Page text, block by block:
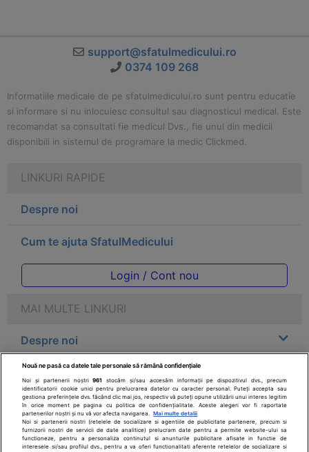
support@sfatulmedicului.ro
0374 109 268
Informatiile medicale de pe sfatulmedicului.ro sunt pentru educatie
si informare si nu inlocuiesc consultul sau diagnosticul medical. Este
recomandat sa consultati fie medicul Dvs., fie unul din medicii
disponibili in sistemul de programare la medic Clickmed.
LINKURI RAPIDE
Despre noi
Cum te ajuta SfatulMedicului
Login / Cont nou
MAI MULTE LINKURI
Despre noi
Legal
Drepturile consumatorului
Parteneri
Nouă ne pasă ca datele tale personale să rămână confidențiale
Noi și partenerii noștri961
stocăm și/sau accesăm informații pe dispozitivul dvs., precum
identificatorii cookie unici pentru prelucrarea datelor cu caracter personal. Puteți accepta sau
gestiona preferințele dvs. făcând clic mai jos, respectiv vă puteți opune utilizării unui interes legitim
în orice moment pe pagina cu politica de confidențialitate. Aceste alegeri vor fi raportate
partenerilor noștri și nu vă vor afecta navigarea.
Mai multe detalii
Noi si partenerii nostri (retelele de socializare si agentiile de publicitate partenere, precum si
furnizorii nostri de servicii de date analitice) prelucram date pentru a permite website-ului sa
functioneze, pentru a personaliza continutul si anunturile publicitare afisate in functie de
interesele si/sau profilul dvs., pentru a va oferi functionalitati aferente retelelor de socializare si